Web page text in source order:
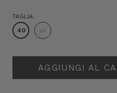
TAGLIA:
40
44